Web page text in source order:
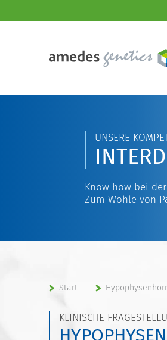
UNSERE
Know how bei
Zum Wohle von
Start
KLINISCHE